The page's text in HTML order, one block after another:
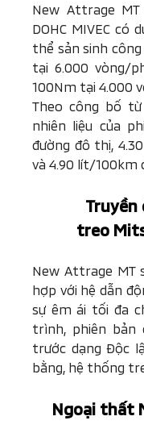
New Attrage
DOHC MIVEC có
thể sản sinh công
tại 6.000 vòng/
100Nm tại 4.000
Theo công bố
nhiên liệu của
đường đô thị,
và 4.90 lít/100km
Truyền
treo
New Attrage MT
hợp với hệ dẫn
sự êm ái tối đa
trình, phiên
trước dạng Độc
bằng, hệ thống
Ngoại thất